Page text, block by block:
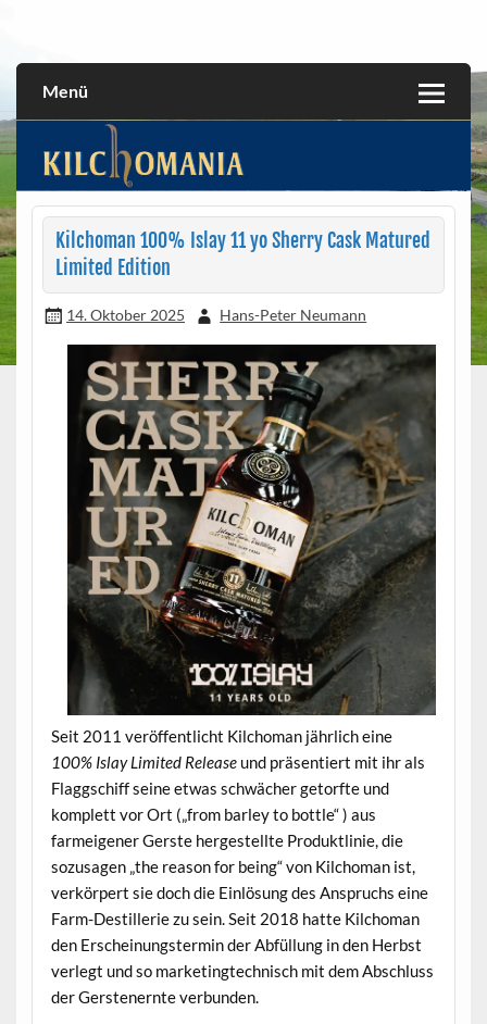
Menü
Kilchoman 100% Islay 11 yo Sherry Cask Matured
Limited Edition
14. Oktober 2025 Hans-Peter Neumann
Seit 2011 veröffentlicht Kilchoman jährlich eine
100% Islay Limited Releaseund präsentiert mit ihr als
Flaggschiff seine etwas schwächer getorfte und
komplett vor Ort („from barley to bottle“ ) aus
farmeigener Gerste hergestellte Produktlinie, die
sozusagen „the reason for being“ von Kilchoman ist,
verkörpert sie doch die Einlösung des Anspruchs eine
Farm-Destillerie zu sein. Seit 2018 hatte Kilchoman
den Erscheinungstermin der Abfüllung in den Herbst
verlegt und so marketingtechnisch mit dem Abschluss
der Gerstenernte verbunden.